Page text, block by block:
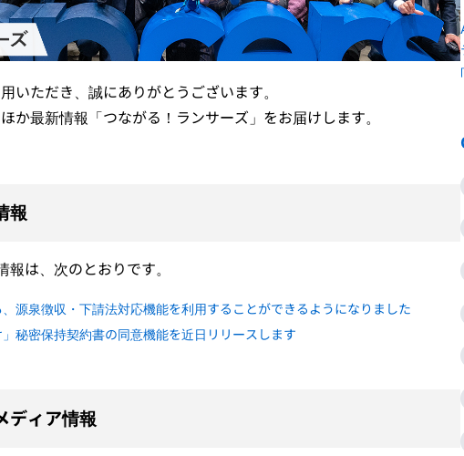
いただき、誠にありがとうございます。
か最新情報「つながる！ランサーズ」をお届けします。
報
は、次のとおりです。
源泉徴収・下請法対応機能を利用することができるようになりました
」秘密保持契約書の同意機能を近日リリースします
ディア情報